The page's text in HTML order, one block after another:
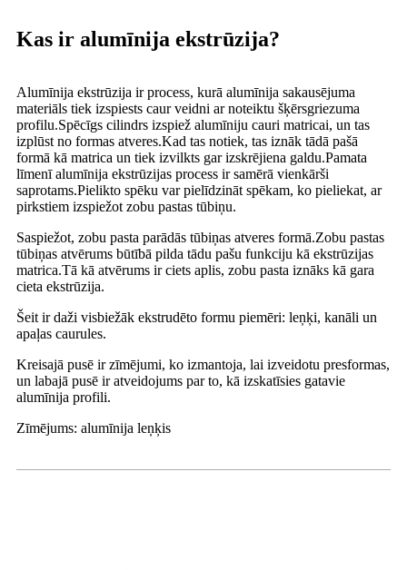
Kas ir alumīnija ekstrūzija?
Alumīnija ekstrūzija ir process, kurā alumīnija sakausējuma
materiāls tiek izspiests caur veidni ar noteiktu šķērsgriezuma
profilu.Spēcīgs cilindrs izspiež alumīniju cauri matricai, un tas
izplūst no formas atveres.Kad tas notiek, tas iznāk tādā pašā
formā kā matrica un tiek izvilkts gar izskrējiena galdu.Pamata
līmenī alumīnija ekstrūzijas process ir samērā vienkārši
saprotams.Pielikto spēku var pielīdzināt spēkam, ko pieliekat, ar
pirkstiem izspiežot zobu pastas tūbiņu.
Saspiežot, zobu pasta parādās tūbiņas atveres formā.Zobu pastas
tūbiņas atvērums būtībā pilda tādu pašu funkciju kā ekstrūzijas
matrica.Tā kā atvērums ir ciets aplis, zobu pasta iznāks kā gara
cieta ekstrūzija.
Šeit ir daži visbiežāk ekstrudēto formu piemēri: leņķi, kanāli un
apaļas caurules.
Kreisajā pusē ir zīmējumi, ko izmantoja, lai izveidotu presformas,
un labajā pusē ir atveidojums par to, kā izskatīsies gatavie
alumīnija profili.
Zīmējums: alumīnija leņķis